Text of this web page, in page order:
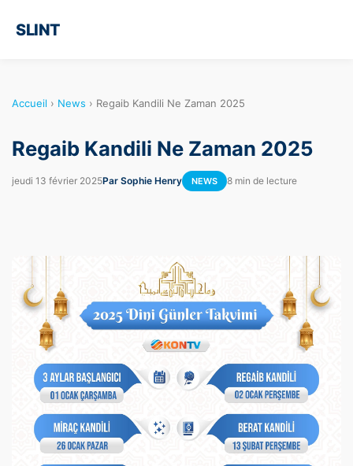
SLINT
Accueil › News › Regaib Kandili Ne Zaman 2025
Regaib Kandili Ne Zaman 2025
jeudi 13 février 2025Par Sophie Henry NEWS 8 min de lecture